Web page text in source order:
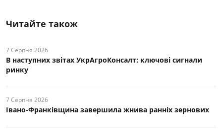
Читайте також
7 Серпня 2026
В наступних звітах УкрАгроКонсалт: ключові cигнали
ринку
7 Серпня 2026
Івано-Франківщина завершила жнива ранніх зернових